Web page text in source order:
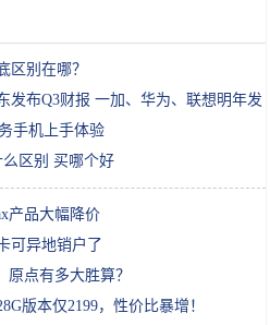
区别在哪？
发布Q3财报 一加、华为、联想明年发
手机上手体验
区别 买哪个好
产品大幅降价
可异地销户了
原点有多大胜算？
版本仅2199，性价比暴增！